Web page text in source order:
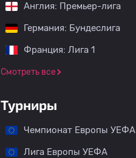
Англия: Премьер-лига
Германия: Бундеслига
Франция: Лига 1
Смотреть все
Турниры
Чемпионат Европы УЕФА
Лига Европы УЕФА